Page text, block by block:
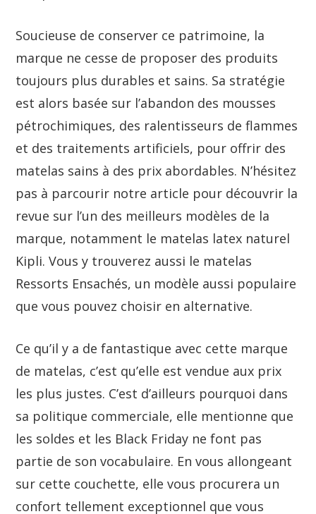
Soucieuse de conserver ce patrimoine, la
marque ne cesse de proposer des produits
toujours plus durables et sains. Sa stratégie
est alors basée sur l’abandon des mousses
pétrochimiques, des ralentisseurs de flammes
et des traitements artificiels, pour offrir des
matelas sains à des prix abordables. N’hésitez
pas à parcourir notre article pour découvrir la
revue sur l’un des meilleurs modèles de la
marque, notamment le matelas latex naturel
Kipli. Vous y trouverez aussi le matelas
Ressorts Ensachés, un modèle aussi populaire
que vous pouvez choisir en alternative.
Ce qu’il y a de fantastique avec cette marque
de matelas, c’est qu’elle est vendue aux prix
les plus justes. C’est d’ailleurs pourquoi dans
sa politique commerciale, elle mentionne que
les soldes et les Black Friday ne font pas
partie de son vocabulaire. En vous allongeant
sur cette couchette, elle vous procurera un
confort tellement exceptionnel que vous